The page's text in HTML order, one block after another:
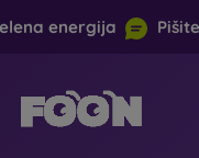
energija